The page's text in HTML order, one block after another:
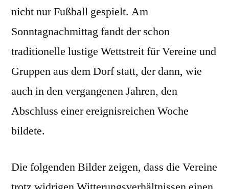
nicht nur Fußball gespielt. Am
Sonntagnachmittag fandt der schon
traditionelle lustige Wettstreit für Vereine und
Gruppen aus dem Dorf statt, der dann, wie
auch in den vergangenen Jahren, den
Abschluss einer ereignisreichen Woche
bildete.
Die folgenden Bilder zeigen, dass die Vereine